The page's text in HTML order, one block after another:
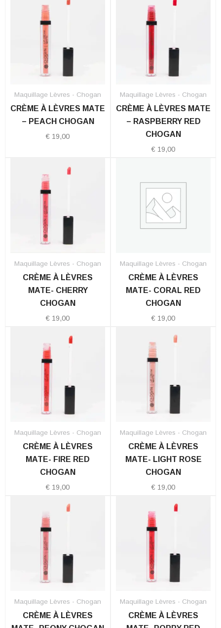
Maquillage Lèvres - Chogan
CRÈME À LÈVRES MATE
– PEACH CHOGAN
€ 19,00
Maquillage Lèvres - Chogan
CRÈME À LÈVRES MATE
– RASPBERRY RED
CHOGAN
€ 19,00
Maquillage Lèvres - Chogan
CRÈME À LÈVRES
MATE- CHERRY
CHOGAN
€ 19,00
Maquillage Lèvres - Chogan
CRÈME À LÈVRES
MATE- CORAL RED
CHOGAN
€ 19,00
Maquillage Lèvres - Chogan
CRÈME À LÈVRES
MATE- FIRE RED
CHOGAN
€ 19,00
Maquillage Lèvres - Chogan
CRÈME À LÈVRES
MATE- LIGHT ROSE
CHOGAN
€ 19,00
Maquillage Lèvres - Chogan
CRÈME À LÈVRES
Maquillage Lèvres - Chogan
CRÈME À LÈVRES